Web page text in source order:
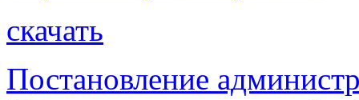
скачать
Постановление